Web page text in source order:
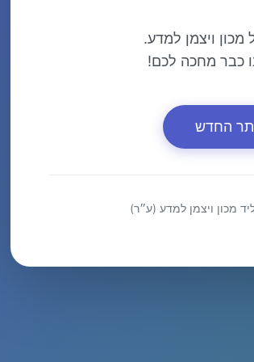
מכון ויצמן למדע.
כבר מחכה לכם!
החדש
מכון ויצמן למדע (ע״ר)